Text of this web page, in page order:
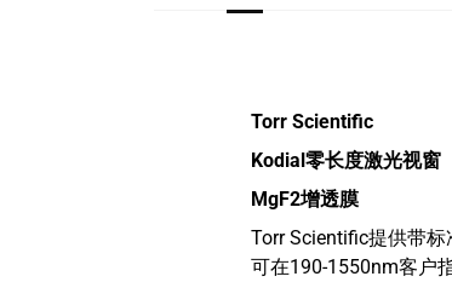
Torr Scientific
Kodial零长度激光视窗
MgF2增透膜
Torr Scientific提供带
可在190-1550nm客户